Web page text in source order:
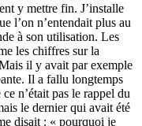
y mettre fin. J’installe
l’on n’entendait plus au
à son utilisation. Les
les chiffres sur la
il y avait par exemple
Il a fallu longtemps
n’était pas le rappel du
le dernier qui avait été
disait : « pourquoi je